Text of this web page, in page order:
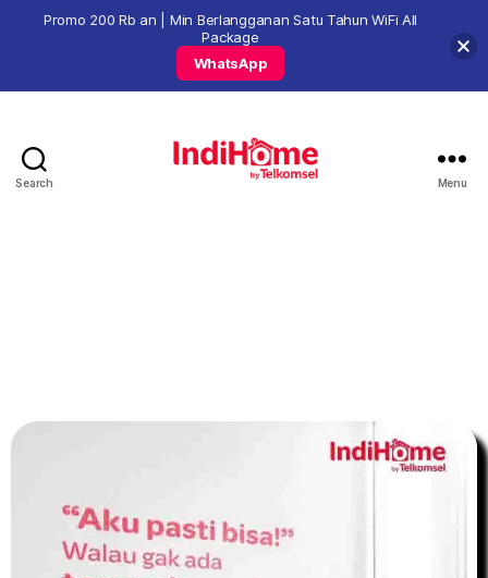
Search Menu
Promo 200 Rb an | Min Berlangganan Satu Tahun WiFi All
Package
WhatsApp